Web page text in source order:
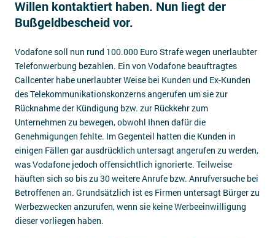
Impressum
Willen kontaktiert haben. Nun liegt der
Bußgeldbescheid vor.
Vodafone soll nun rund 100.000 Euro Strafe wegen unerlaubter
Telefonwerbung bezahlen. Ein von Vodafone beauftragtes
Callcenter habe unerlaubter Weise bei Kunden und Ex-Kunden
des Telekommunikationskonzerns angerufen um sie zur
Rücknahme der Kündigung bzw. zur Rückkehr zum
Unternehmen zu bewegen, obwohl Ihnen dafür die
Genehmigungen fehlte. Im Gegenteil hatten die Kunden in
einigen Fällen gar ausdrücklich untersagt angerufen zu werden,
was Vodafone jedoch offensichtlich ignorierte. Teilweise
häuften sich so bis zu 30 weitere Anrufe bzw. Anrufversuche bei
Betroffenen an. Grundsätzlich ist es Firmen untersagt Bürger zu
Werbezwecken anzurufen, wenn sie keine Werbeeinwilligung
dieser vorliegen haben.